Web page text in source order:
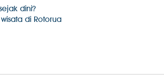
dini?
di Rotorua